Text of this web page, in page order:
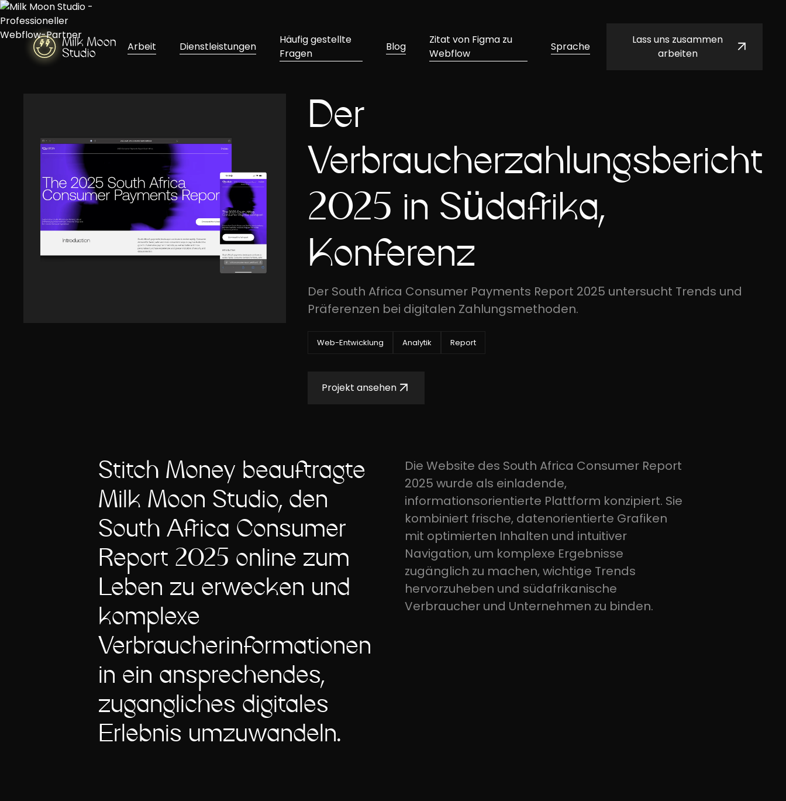
Arbeit Dienstleistungen
Häufig gestellte
Fragen
Blog
Zitat von Figma zu
Webflow
Sprache
Lass uns zusammen
arbeiten
Der
Verbraucherzahlungsbericht
2025 in Südafrika,
Konferenz
Der South Africa Consumer Payments Report 2025 untersucht Trends und
Präferenzen bei digitalen Zahlungsmethoden.
Web-Entwicklung Analytik Report
Projekt ansehen
Stitch Money beauftragte
Milk Moon Studio, den
South Africa Consumer
Report 2025 online zum
Leben zu erwecken und
komplexe
Verbraucherinformationen
in ein ansprechendes,
zugängliches digitales
Erlebnis umzuwandeln.
Die Website des South Africa Consumer Report
2025 wurde als einladende,
informationsorientierte Plattform konzipiert. Sie
kombiniert frische, datenorientierte Grafiken
mit optimierten Inhalten und intuitiver
Navigation, um komplexe Ergebnisse
zugänglich zu machen, wichtige Trends
hervorzuheben und südafrikanische
Verbraucher und Unternehmen zu binden.